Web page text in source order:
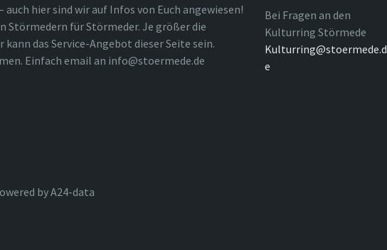
hier sind wir auf Infos von Euch angewiesen!
Störmedern für Störmeder. Je größer die
das Service-Angebot dieser Seite sein.
Einfach email an info@stoermede.de
Bei Fragen an den
Kulturring Störmede
Kulturring@stoermede.d
e
by A24-data